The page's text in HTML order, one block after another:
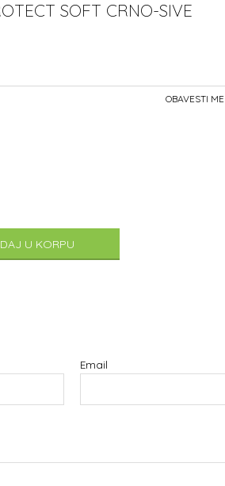
SOFT CRNO-SIVE
OBAVESTI
U KORPU
Email